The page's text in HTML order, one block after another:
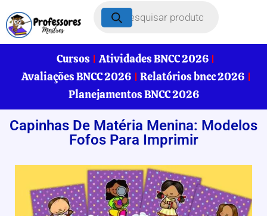
Cursos
Atividades BNCC 2026
Avaliações BNCC 2026
Relatórios bncc 2026
Planejamentos BNCC 2026
Capinhas De Matéria Menina: Modelos
Fofos Para Imprimir